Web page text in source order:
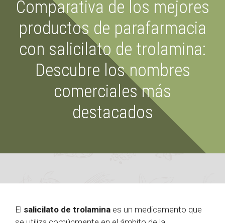
Comparativa de los mejores
productos de parafarmacia
con salicilato de trolamina:
Descubre los nombres
comerciales más
destacados
El salicilato de trolamina es un medicamento que